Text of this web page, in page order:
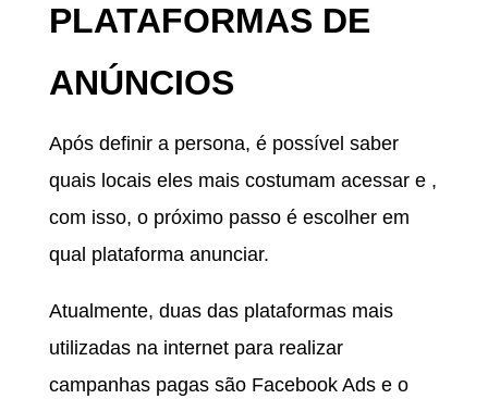
PLATAFORMAS DE
ANÚNCIOS
Após definir a persona, é possível saber
quais locais eles mais costumam acessar e ,
com isso, o próximo passo é escolher em
qual plataforma anunciar.
Atualmente, duas das plataformas mais
utilizadas na internet para realizar
campanhas pagas são Facebook Ads e o